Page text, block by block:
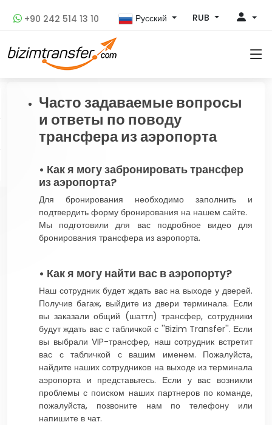
+90 242 514 13 10 Русский RUB
Часто задаваемые вопросы
и ответы по поводу
трансфера из аэропорта
• Как я могу забронировать трансфер
из аэропорта?
Для бронирования необходимо заполнить и
подтвердить форму бронирования на нашем сайте.
Мы подготовили для вас подробное видео для
бронирования трансфера из аэропорта.
• Как я могу найти вас в аэропорту?
Наш сотрудник будет ждать вас на выходе у дверей.
Получив багаж, выйдите из двери терминала. Если
вы заказали общий (шаттл) трансфер, сотрудники
будут ждать вас с табличкой с ''Bizim Transfer''. Если
вы выбрали VIP-трансфер, наш сотрудник встретит
вас с табличкой с вашим именем. Пожалуйста,
найдите наших сотрудников на выходе из терминала
аэропорта и представьтесь. Если у вас возникли
проблемы с поиском наших партнеров по команде,
пожалуйста, позвоните нам по телефону или
напишите в чат.